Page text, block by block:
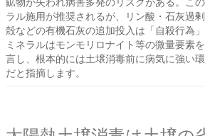
ラル施用が推奨されるが、リン酸・石灰過
殻などの有機石灰の追加投入は「自殺行為
ミネラルはモンモリロナイト等の微量要素
言し、根本的には土壌消毒前に病気に強い
だと指摘します。